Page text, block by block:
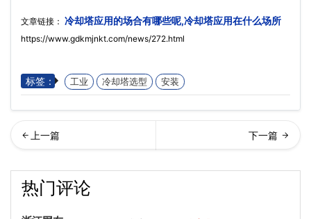
文章链接： 冷却塔应用的场合有哪些呢,冷却塔应用在什么场所
https://www.gdkmjnkt.com/news/272.html
标签： 工业 冷却塔选型 安装
常维护保养清洗…
热门评论